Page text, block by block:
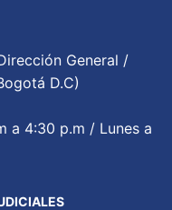
General /
D.C)
a 4:30 p.m / Lunes a